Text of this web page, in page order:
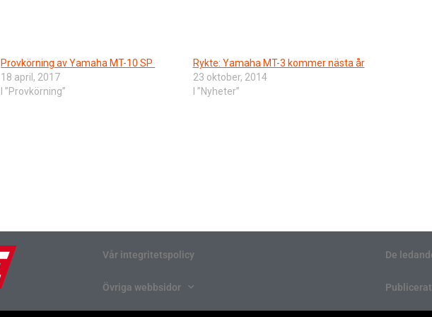
Provkörning av Yamaha MT-10 SP
18 april, 2017
I ”Provkörning”
Rykte: Yamaha MT-3 kommer nästa år
23 oktober, 2014
I ”Nyheter”
Vår integritetspolicy
Övriga webbsidor
De
Publicerat